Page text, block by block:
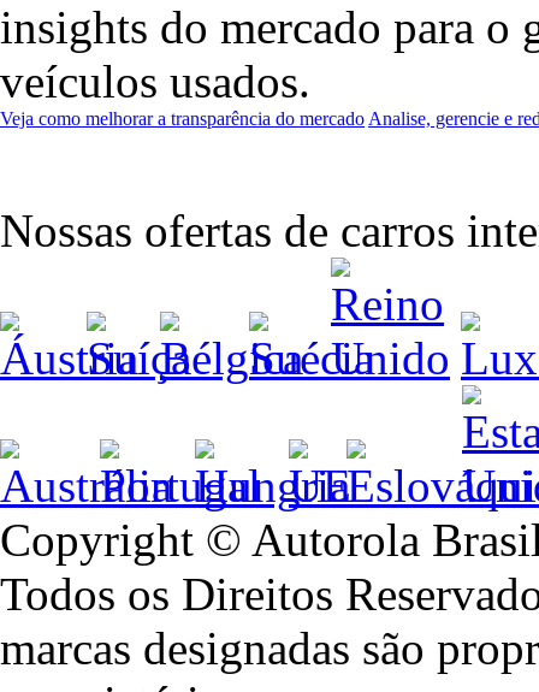
insights do mercado para o
veículos usados.
Veja como melhorar a transparência do mercado Analise, gerencie e
Nossas ofertas de carros
Copyright © Autorola
Todos os Direitos
marcas designadas são